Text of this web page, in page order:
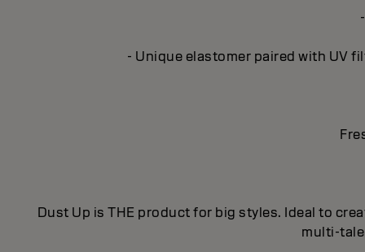
- Unique elastomer paired with UV
Dust Up is THE product for big styles. Ideal to
multi-